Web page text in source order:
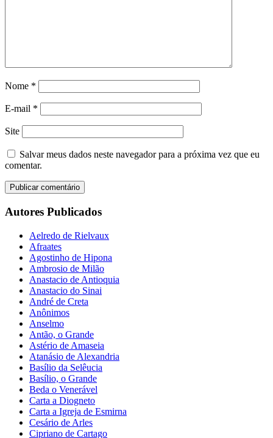
Nome *
E-mail *
Site
Salvar meus dados neste navegador para a próxima vez que eu
comentar.
Autores Publicados
Aelredo de Rielvaux
Afraates
Agostinho de Hipona
Ambrosio de Milão
Anastacio de Antioquia
Anastacio do Sinai
André de Creta
Anônimos
Anselmo
Antão, o Grande
Astério de Amaseia
Atanásio de Alexandria
Basílio da Selêucia
Basílio, o Grande
Beda o Venerável
Carta a Diogneto
Carta a Igreja de Esmirna
Cesário de Arles
Cipriano de Cartago